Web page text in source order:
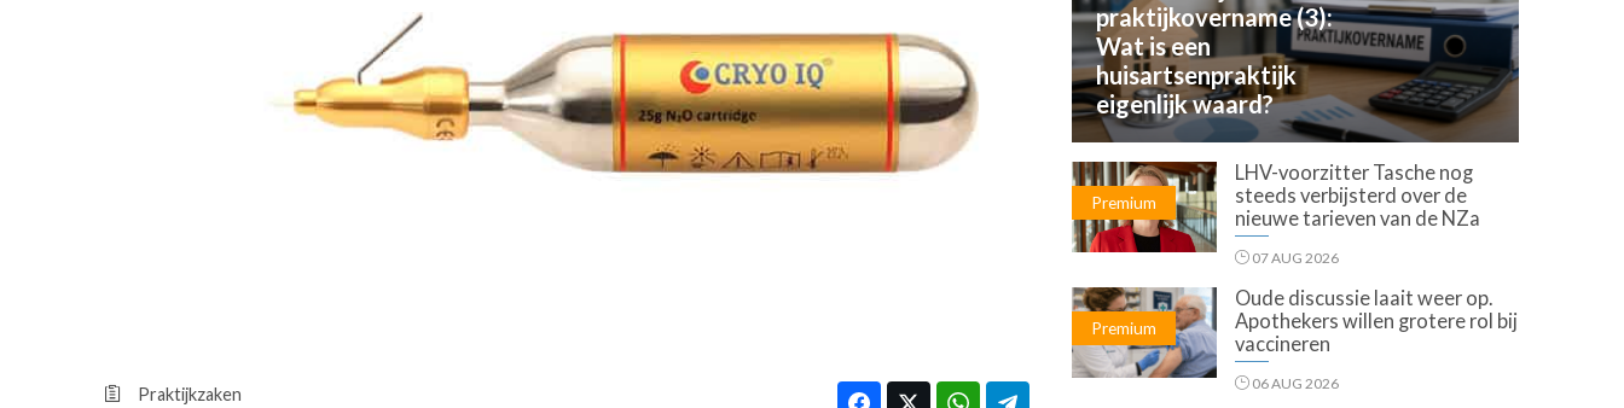
OPINIE
HUISARTSENPOST
PRAKTIJKZAKEN
TARIEVEN
VPHUISARTSEN
Praktijkzaken
praktijkovername (3):
Wat is een
huisartsenpraktijk
eigenlijk waard?
Premium
LHV-voorzitter Tasche nog
steeds verbijsterd over de
nieuwe tarieven van de NZa
07 AUG 2026
Premium
Oude discussie laait weer op.
Apothekers willen grotere rol bij
vaccineren
06 AUG 2026